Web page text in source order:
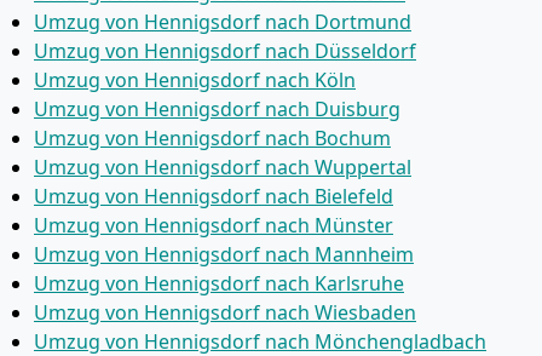
Umzug von Hennigsdorf nach Dortmund
Umzug von Hennigsdorf nach Düsseldorf
Umzug von Hennigsdorf nach Köln
Umzug von Hennigsdorf nach Duisburg
Umzug von Hennigsdorf nach Bochum
Umzug von Hennigsdorf nach Wuppertal
Umzug von Hennigsdorf nach Bielefeld
Umzug von Hennigsdorf nach Münster
Umzug von Hennigsdorf nach Mannheim
Umzug von Hennigsdorf nach Karlsruhe
Umzug von Hennigsdorf nach Wiesbaden
Umzug von Hennigsdorf nach Mönchen­gladbach